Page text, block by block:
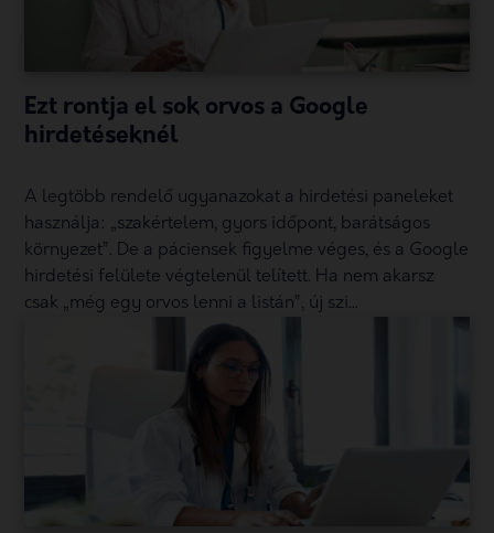
Ezt rontja el sok orvos a Google
hirdetéseknél
A legtöbb rendelő ugyanazokat a hirdetési paneleket
használja: „szakértelem, gyors időpont, barátságos
környezet”. De a páciensek figyelme véges, és a Google
hirdetési felülete végtelenül telített. Ha nem akarsz
csak „még egy orvos lenni a listán”, új szi...